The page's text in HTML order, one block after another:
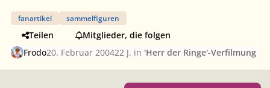
fanartikel sammelfiguren
Teilen
Mitglieder, die folgen
Frodo20. Februar 200422 J. in 'Herr der Ringe'-Verfilmung